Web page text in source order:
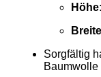
Höhe:
Sorgfältig
Baumwolle